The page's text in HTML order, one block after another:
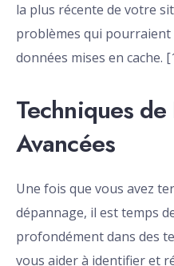
la plus récente de votre
problèmes qui pourraient
données mises en cache.
Techniques
Avancées
Une fois que vous avez
dépannage, il est temps
profondément dans des
vous aider à identifier et